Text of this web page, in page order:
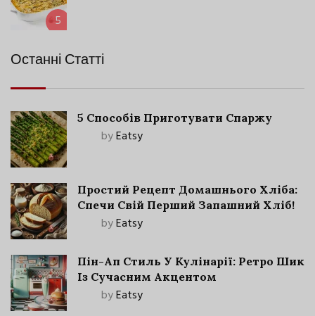
5
Останні Статті
5 Способів Приготувати Спаржу
byEatsy
Простий Рецепт Домашнього Хліба:
Спечи Свій Перший Запашний Хліб!
byEatsy
Пін-Ап Стиль У Кулінарії: Ретро Шик
Із Сучасним Акцентом
byEatsy